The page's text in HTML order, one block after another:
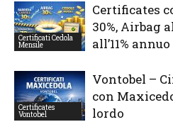
Certificati Cedola
Mensile
Certificates
30%, Airbag
all’11%
Certificates
Vontobel
Vontobel –
con
lordo